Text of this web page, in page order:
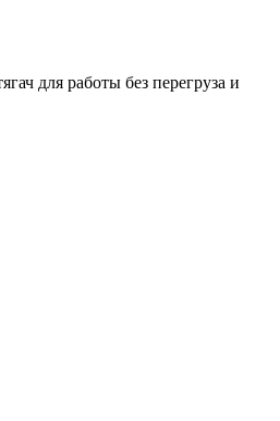
для работы без перегруза и